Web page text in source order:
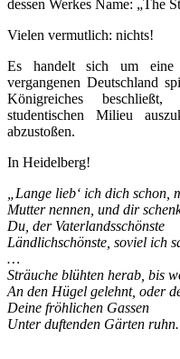
dessen Werkes Name: „The
Vielen vermutlich: nichts!
Es handelt sich um eine
vergangenen Deutschland
Königreiches
studentischen Milieu
abzustoßen.
In Heidelberg!
„Lange lieb‘ ich dich schon,
Mutter nennen, und dir
Du, der Vaterlandsschönste
Ländlichschönste, soviel ich
…
Sträuche blühten herab, bis
An den Hügel gelehnt, oder
Deine fröhlichen Gassen
Unter duftenden Gärten